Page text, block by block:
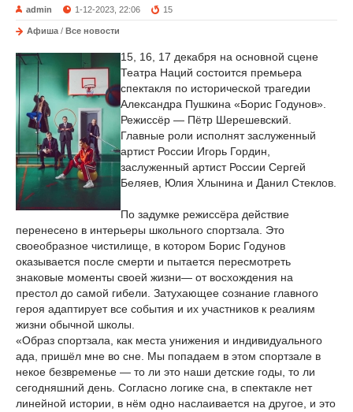
admin 1-12-2023, 22:06 15
Афиша / Все новости
15, 16, 17 декабря на основной сцене
Театра Наций состоится премьера
спектакля по исторической трагедии
Александра Пушкина «Борис Годунов».
Режиссёр — Пётр Шерешевский.
Главные роли исполнят заслуженный
артист России Игорь Гордин,
заслуженный артист России Сергей
Беляев, Юлия Хлынина и Данил Стеклов.
По задумке режиссёра действие
перенесено в интерьеры школьного спортзала. Это
своеобразное чистилище, в котором Борис Годунов
оказывается после смерти и пытается пересмотреть
знаковые моменты своей жизни— от восхождения на
престол до самой гибели. Затухающее сознание главного
героя адаптирует все события и их участников к реалиям
жизни обычной школы.
«Образ спортзала, как места унижения и индивидуального
ада, пришёл мне во сне. Мы попадаем в этом спортзале в
некое безвременье — то ли это наши детские годы, то ли
сегодняшний день. Согласно логике сна, в спектакле нет
линейной истории, в нём одно наслаивается на другое, и это